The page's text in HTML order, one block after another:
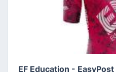
EF Education - EasyPost